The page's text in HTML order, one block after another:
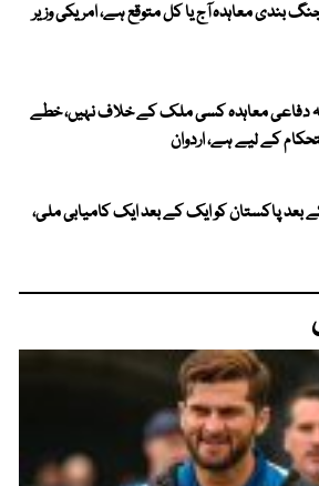
جنگ بندی معاہدہ آج یا کل متوقع ہے، امریکی وزیر
دفاعی معاہدہ کسی ملک کے خلاف نہیں، خطے
کے لیے ہے، اردوان
بعد پاکستان کو ایک کے بعد ایک کامیابی ملی،